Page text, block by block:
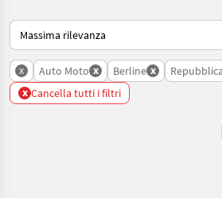
Ecco come viene ordinato su
x Auto Moto x Berline x
x Cancella tutti i filtri